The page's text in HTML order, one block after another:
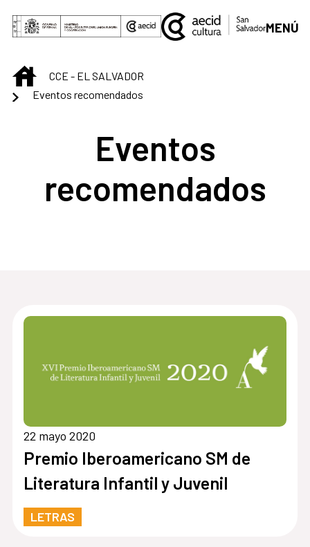
Saltar al contenido principal
MENÚ
INICIOCCE - EL SALVADOR
Eventos recomendados
Eventos
recomendados
22 mayo 2020
Premio Iberoamericano SM de
Literatura Infantil y Juvenil
LETRAS